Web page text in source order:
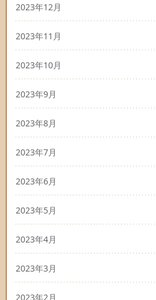
2023年12月
2023年11月
2023年10月
2023年9月
2023年8月
2023年7月
2023年6月
2023年5月
2023年4月
2023年3月
2023年2月